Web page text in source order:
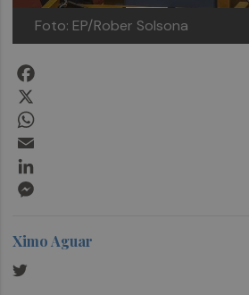
Foto: EP/Rober Solsona
Ximo Aguar